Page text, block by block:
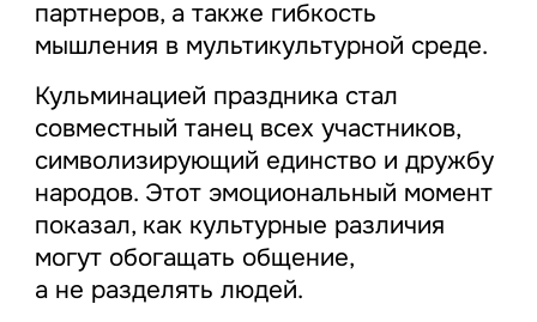
партнеров, а также гибкость
мышления в мультикультурной среде.
Кульминацией праздника стал
совместный танец всех участников,
символизирующий единство и дружбу
народов. Этот эмоциональный момент
показал, как культурные различия
могут обогащать общение,
а не разделять людей.